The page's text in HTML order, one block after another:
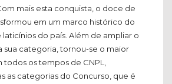
mais esta conquista, o doce de
em um marco histórico do
do país. Além de ampliar o
sua categoria, tornou-se o maior
os tempos de CNPL,
as categorias do Concurso, que é